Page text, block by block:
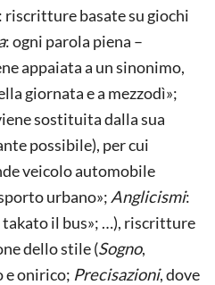
basate su giochi
: ogni parola piena –
appaiata a un sinonimo,
giornata e a mezzodì»;
sostituita dalla sua
possibile), per cui
veicolo automobile
urbano»; Anglicismi:
takato il bus»; …), riscritture
dello stile (Sogno,
e onirico; Precisazioni, dove